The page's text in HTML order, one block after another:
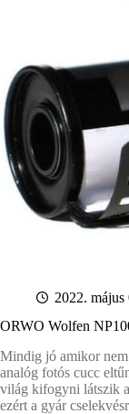
2022. május
ORWO Wolfen
Mindig jó amikor
analóg fotós cucc
világ kifogyni látszik
ezért a gyár